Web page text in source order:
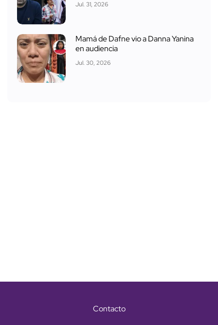
Jul. 31, 2026
Mamá de Dafne vio a Danna Yanina
en audiencia
Jul. 30, 2026
Contacto